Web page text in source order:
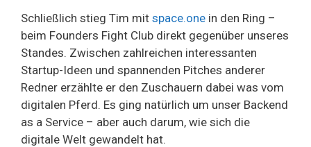
Schließlich stieg Tim mit space.one in den Ring –
beim Founders Fight Club direkt gegenüber unseres
Standes. Zwischen zahlreichen interessanten
Startup-Ideen und spannenden Pitches anderer
Redner erzählte er den Zuschauern dabei was vom
digitalen Pferd. Es ging natürlich um unser Backend
as a Service – aber auch darum, wie sich die
digitale Welt gewandelt hat.